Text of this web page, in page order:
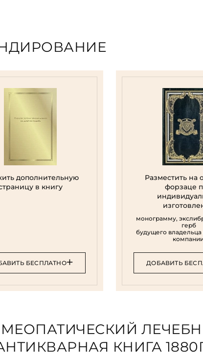
дополнительную
в книгу
БЕСПЛАТНО
Разместить на
форзаце
монограмму,
герб
будущего владельца
ДОБАВИТЬ
КНИГА